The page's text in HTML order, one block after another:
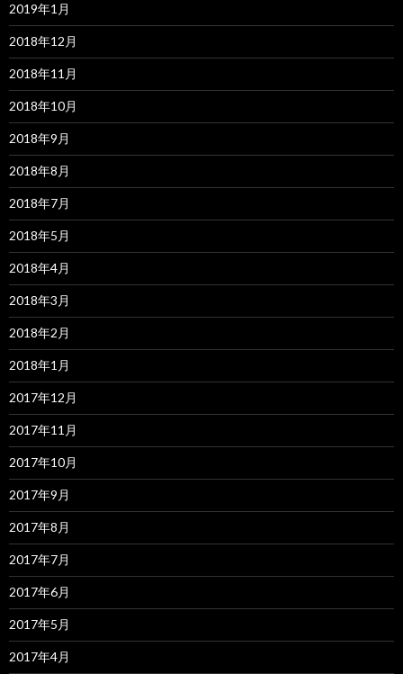
2019年1月
2018年12月
2018年11月
2018年10月
2018年9月
2018年8月
2018年7月
2018年5月
2018年4月
2018年3月
2018年2月
2018年1月
2017年12月
2017年11月
2017年10月
2017年9月
2017年8月
2017年7月
2017年6月
2017年5月
2017年4月